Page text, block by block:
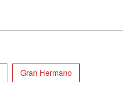
Gran Hermano